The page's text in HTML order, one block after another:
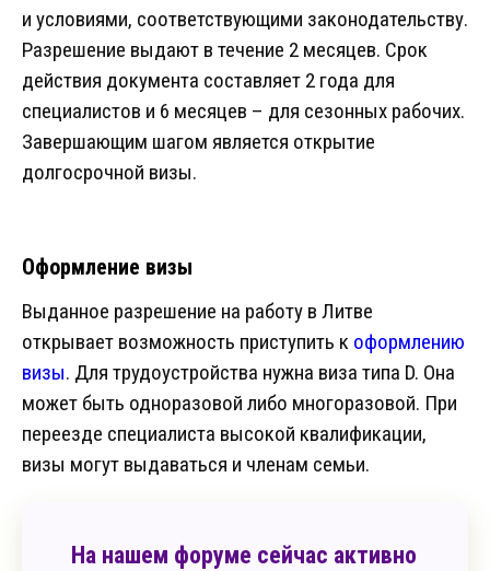
и условиями, соответствующими законодательству.
Разрешение выдают в течение 2 месяцев. Срок
действия документа составляет 2 года для
специалистов и 6 месяцев – для сезонных рабочих.
Завершающим шагом является открытие
долгосрочной визы.
Оформление визы
Выданное разрешение на работу в Литве
открывает возможность приступить к оформлению
визы. Для трудоустройства нужна виза типа D. Она
может быть одноразовой либо многоразовой. При
переезде специалиста высокой квалификации,
визы могут выдаваться и членам семьи.
На нашем форуме сейчас активно